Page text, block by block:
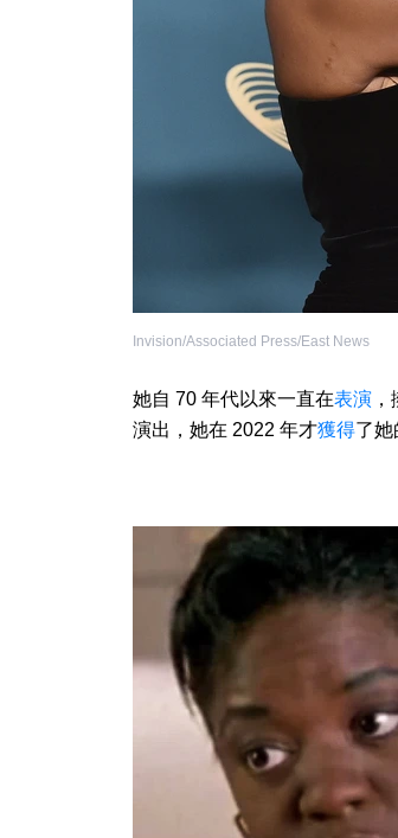
Invision/Associated Press/East News
她自 70 年代以來一直在表演
演出，她在 2022 年才獲得了她